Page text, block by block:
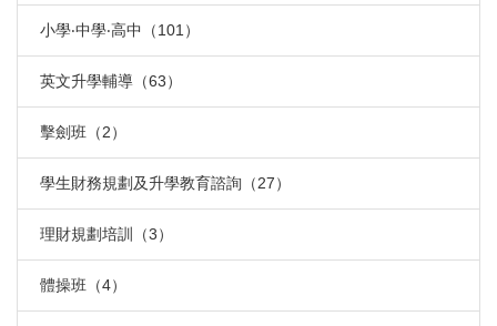
小學‧中學‧高中（101）
英文升學輔導（63）
擊劍班（2）
學生財務規劃及升學教育諮詢（27）
理財規劃培訓（3）
體操班（4）